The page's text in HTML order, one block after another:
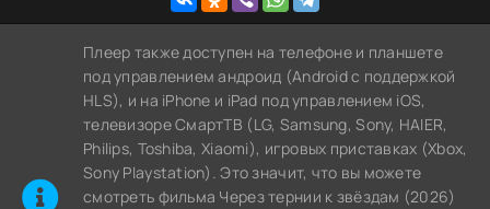
Плеер также доступен на телефоне и планшете
под управлением андроид (Android с поддержкой
HLS), и на iPhone и iPad под управлением iOS,
телевизоре СмартТВ (LG, Samsung, Sony, HAIER,
Philips, Toshiba, Xiaomi), игровых приставках (Xbox,
Sony Playstation). Это значит, что вы можете
cмотреть фильма Через тернии к звёздам (2026)